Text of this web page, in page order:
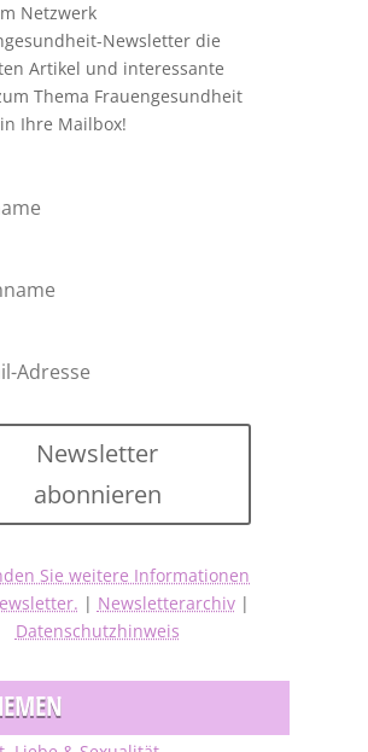
Netzwerk
Newsletter die
Artikel und interessante
Thema Frauengesundheit
Ihre Mailbox!
Newsletter
abonnieren
Sie weitere Informationen
| Newsletterarchiv|
Datenschutzhinweis